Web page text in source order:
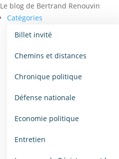
Le blog de Bertrand Renouvin
Catégories
Billet invité
Chemins et distances
Chronique politique
Défense nationale
Economie politique
Entretien